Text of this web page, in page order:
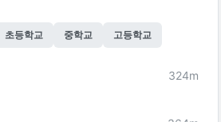
초등학교 중학교 고등학교
324m